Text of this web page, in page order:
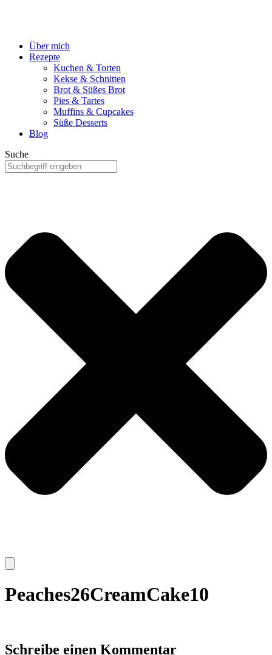
Über mich
Rezepte
Kuchen & Torten
Kekse & Schnitten
Brot & Süßes Brot
Pies & Tartes
Muffins & Cupcakes
Süße Desserts
Blog
Suche
Peaches26CreamCake10
Schreibe einen Kommentar